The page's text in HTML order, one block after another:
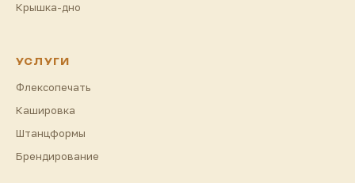
Крышка-дно
УСЛУГИ
Флексопечать
Кашировка
Штанцформы
Брендирование